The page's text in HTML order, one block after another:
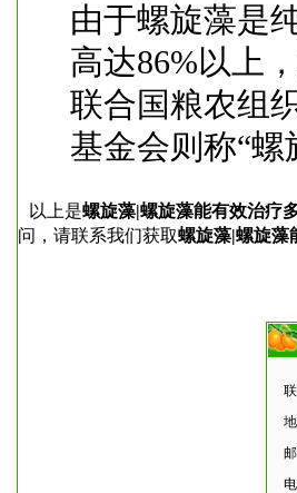
由于螺旋藻是
高达86%以上
联合国粮农组
基金会则称“
以上是螺旋藻|螺旋藻能有效治疗
问，请联系我们获取螺旋藻|螺旋藻